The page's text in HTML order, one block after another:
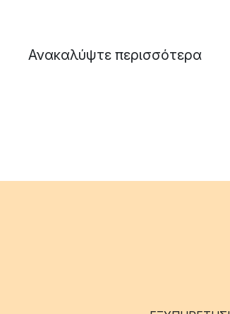
Ανακαλύψτε περισσότερα